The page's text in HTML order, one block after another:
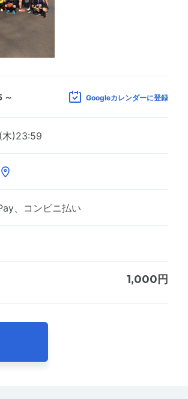
～ Googleカレンダーに登録
)23:59
、コンビニ払い
1,000円